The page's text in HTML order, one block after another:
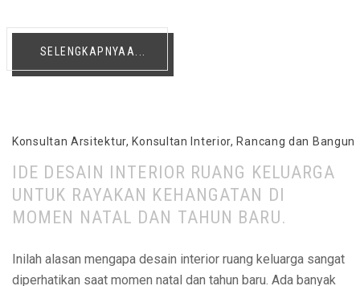
SELENGKAPNYAA...
Konsultan Arsitektur, Konsultan Interior, Rancang dan Bangun
IDE DESAIN INTERIOR RUANG KELUARGA
UNTUK RAYAKAN KEHANGATAN DI
MOMEN NATAL DAN TAHUN BARU.
Inilah alasan mengapa desain interior ruang keluarga sangat
diperhatikan saat momen natal dan tahun baru. Ada banyak